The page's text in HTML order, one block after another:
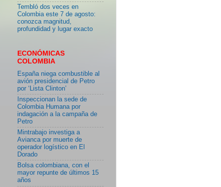
Tembló dos veces en
Colombia este 7 de agosto:
conozca magnitud,
profundidad y lugar exacto
ECONÓMICAS
COLOMBIA
España niega combustible al
avión presidencial de Petro
por ‘Lista Clinton’
Inspeccionan la sede de
Colombia Humana por
indagación a la campaña de
Petro
Mintrabajo investiga a
Avianca por muerte de
operador logístico en El
Dorado
Bolsa colombiana, con el
mayor repunte de últimos 15
años